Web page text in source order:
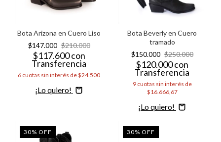
Bota Arizona en Cuero Liso
$147.000 $210.000
$117.600con
Transferencia
6 cuotas sin interés de$24.500
Comprar
Bota Beverly en Cuero
tramado
$150.000 $250.000
$120.000con
Transferencia
9 cuotas sin interés de
$16.666,67
Comprar
30% OFF 30% OFF